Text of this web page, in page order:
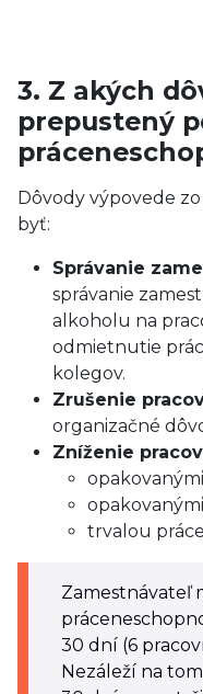
3. Z akých
prepustený
Dôvody výpovede
byť:
Správanie
správanie
alkoholu na
odmietnutie
kolegov.
Zrušenie
organizačné
Zníženie
trvalou
Zamestnávateľ
30 dní (6
Nezáleží na